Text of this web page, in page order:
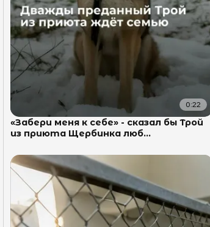
0:22
«Забери меня к себе» - сказал бы Трой
из приюта Щербинка люб...